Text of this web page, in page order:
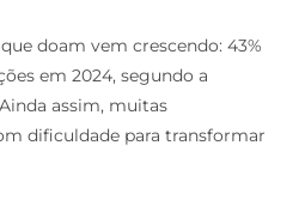
doam vem crescendo: 43%
em 2024, segundo a
assim, muitas
dificuldade para transformar